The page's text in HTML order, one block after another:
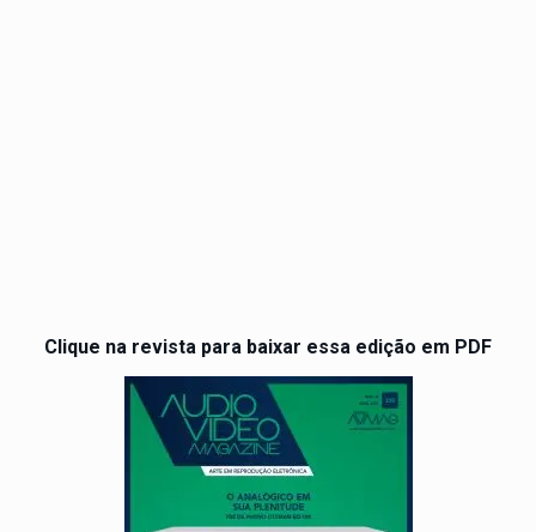
Clique na revista para baixar essa edição em PDF